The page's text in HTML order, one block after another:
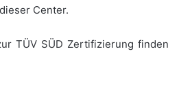
Center.
TÜV SÜD Zertifizierung finden